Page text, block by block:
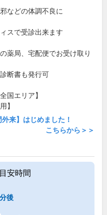
などの体調不良に
スで受診出来ます
薬局、宅配便でお受け取り
断書も発行可
国エリア】
】
来】はじめました！
こちらから＞＞
安時間
分後